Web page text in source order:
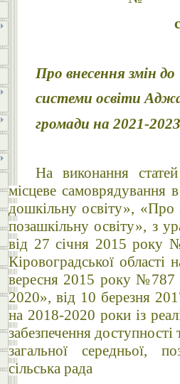
Про внесення змін
системи освіти
громади на 2021-
На виконання
місцеве самоврядування
дошкільну освіту», «Про
позашкільну освіту», з
від 27 січня 2015 року
Кіровоградської
вересня 2015 року №787
2020», від 10 березня
на 2018-2020 роки із
забезпечення
загальної середньої,
сільська рада